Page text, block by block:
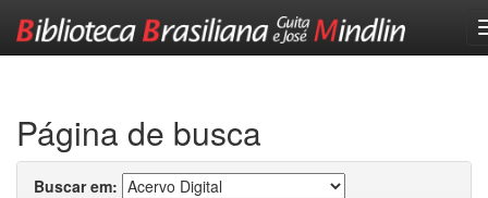
Página de busca
Buscar em: